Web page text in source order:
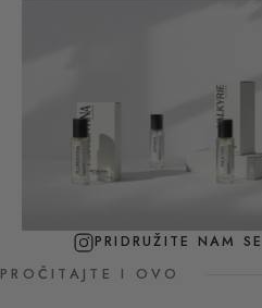
PRIDRUŽITE NAM
PROČITAJTE I OVO